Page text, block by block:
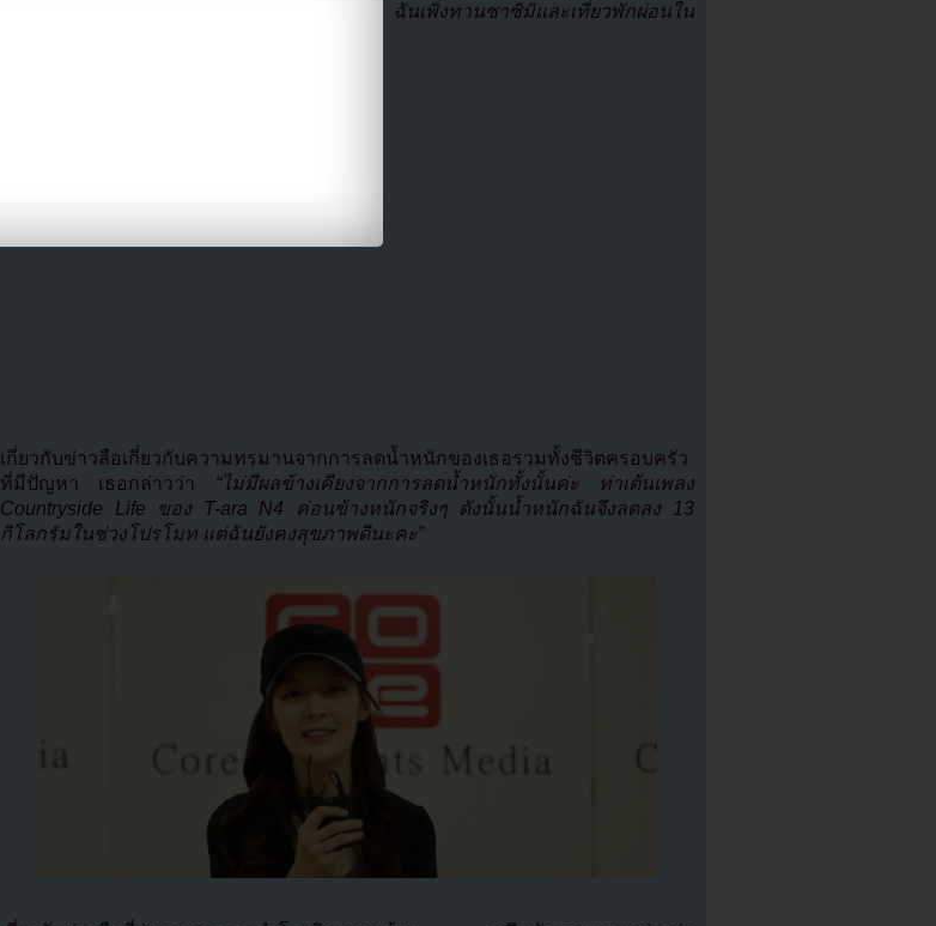
ค่อยแน่ใจว่าทำไมจึงมีหัวข้อข่าวแบบนี้ออกมา ฉันเพิ่งทานซาซิมิและเที่ยวพักผ่อนใน
เกี่ยวกับข่าวลือเกี่ยวกับความทรมานจากการลดน้ำหนักของเธอรวมทั้งชีวิตครอบครัว
ที่มีปัญหา เธอกล่าวว่า
“ไม่มีผลข้างเคียงจากการลดน้ำหนักทั้งนั้นค่ะ ท่าเต้นเพลง
Countryside Life ของ T-ara N4 ค่อนข้างหนักจริงๆ ดังนั้นน้ำหนักฉันจึงลดลง 13
กิโลกรัมในช่วงโปรโมท แต่ฉันยังคงสุขภาพดีนะคะ”